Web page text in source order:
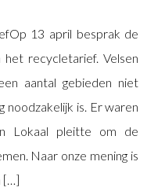
13 april besprak de
recycletarief. Velsen
aantal gebieden niet
noodzakelijk is. Er waren
Lokaal pleitte om de
Naar onze mening is
[…]